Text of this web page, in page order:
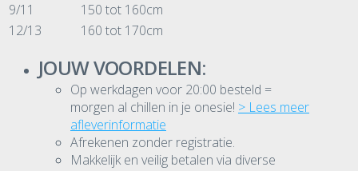
9/11
150 tot 160cm
12/13
160 tot 170cm
JOUW VOORDELEN:
Op werkdagen voor 20:00 besteld =
morgen al chillen in je onesie! > Lees meer
afleverinformatie
Afrekenen zonder registratie.
Makkelijk en veilig betalen via diverse